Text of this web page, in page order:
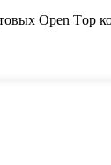
Open Тop